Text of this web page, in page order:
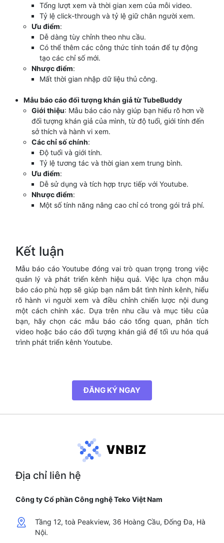
Tổng lượt xem và thời gian xem của mỗi video.
Tỷ lệ click-through và tỷ lệ giữ chân người xem.
Ưu điểm:
Dễ dàng tùy chỉnh theo nhu cầu.
Có thể thêm các công thức tính toán để tự động
tạo các chỉ số mới.
Nhược điểm:
Mất thời gian nhập dữ liệu thủ công.
Mẫu báo cáo đối tượng khán giả từ TubeBuddy
Giới thiệu: Mẫu báo cáo này giúp bạn hiểu rõ hơn về
đối tượng khán giả của mình, từ độ tuổi, giới tính đến
sở thích và hành vi xem.
Các chỉ số chính:
Độ tuổi và giới tính.
Tỷ lệ tương tác và thời gian xem trung bình.
Ưu điểm:
Dễ sử dụng và tích hợp trực tiếp với Youtube.
Nhược điểm:
Một số tính năng nâng cao chỉ có trong gói trả phí.
Kết luận
Mẫu báo cáo Youtube đóng vai trò quan trọng trong việc
quản lý và phát triển kênh hiệu quả. Việc lựa chọn mẫu
báo cáo phù hợp sẽ giúp bạn nắm bắt tình hình kênh, hiểu
rõ hành vi người xem và điều chỉnh chiến lược nội dung
một cách chính xác. Dựa trên nhu cầu và mục tiêu của
bạn, hãy chọn các mẫu báo cáo tổng quan, phân tích
video hoặc báo cáo đối tượng khán giả để tối ưu hóa quá
trình phát triển kênh Youtube.
ĐĂNG KÝ NGAY
Địa chỉ liên hệ
Công ty Cổ phần Công nghệ Teko Việt Nam
Tầng 12, toà Peakview, 36 Hoàng Cầu, Đống Đa, Hà
Nội.